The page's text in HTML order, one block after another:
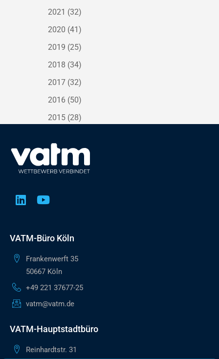
2021 (32)
2020 (41)
2019 (25)
2018 (34)
2017 (32)
2016 (50)
2015 (28)
VATM-Büro Köln
Frankenwerft 35
50667 Köln
+49 221 37677-25
vatm@vatm.de
VATM-Hauptstadtbüro
Reinhardtstr. 31